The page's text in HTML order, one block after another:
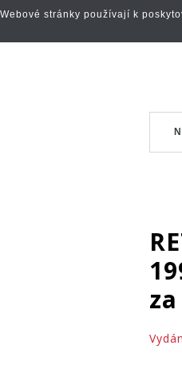
Webové stránky používají k